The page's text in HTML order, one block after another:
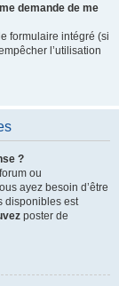
demande de me
formulaire intégré (si
l’utilisation
?
ou
ayez besoin d’être
disponibles est
poster de